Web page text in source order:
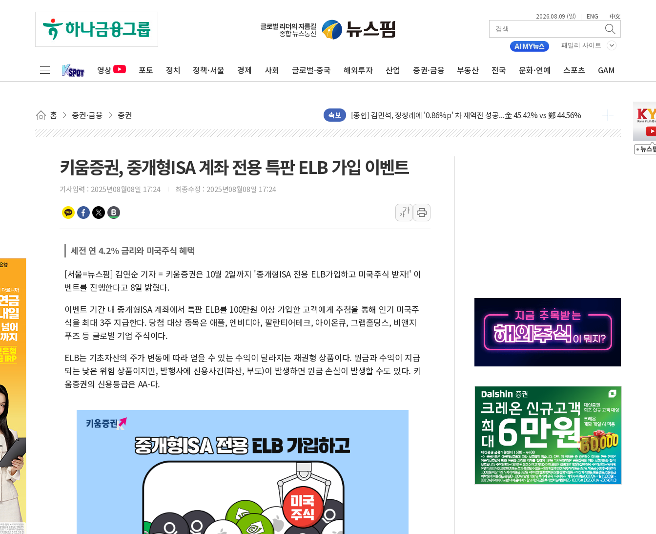
2026.08.09 (일) | ENG | 中文
패밀리 사이트
영상 포토 정치 정책·서울 경제 사회 글로벌·중국 해외투자 산업 증권·금융 부동산 전국 문화·연예 스포츠 GAM
홈 증권·금융 증권 속보
포항시 재난예산 40억 긴급 투입…고수온 양식장 복구·지원 '총력'
[종합] 김민석, 정청래에 '0.86%p' 차 재역전 성공...金 45.42% vs 鄭 44.56%
인천 합동연설회 나선 송영길·정청래·김민석 당대표 후보
인사하는 김민석 당대표 후보
[속보] 민주, 제주·인천 경선 결과 발표...김민석 47.75% 정청래 42.08%
[속보] 민주, 제주 경선 결과 발표...김민석 52.64% 정청래 39.89% 송영길 7.47%
이번주 국내 주요 금융일정(8.10~8.14)
美, 이란전 출구전략 만지작…공습 한계·탄약 부족 현실화
서울 중랑구 주택가서 흉기 난동…60대 남성 2명 숨져
여수 오동도 인근 해상서 모터보트 전복…1명 사망·1명 실종
추미애, '위안부' 피해자 기림의 날 참석..."국제적 시민 연대로 목소리 내야"
인천 선재도 갯벌서 해루질 중 실종 60대 나흘만에 숨진 채 발견
인천서 말다툼 중 어머니 흉기 살해 10대 아들 체포
'화합' 꺼낸 김민석에 '뻔뻔' 받아친 정청래…제주 연설서 신경전 고조
키움증권, 중개형ISA 계좌 전용 특판 ELB 가입 이벤트
기사입력 : 2025년08월08일 17:24 최종수정 : 2025년08월08일 17:24
가
가
세전 연 4.2% 금리와 미국주식 혜택
[서울=뉴스핌] 김연순 기자 = 키움증권은 10월 2일까지 '중개형ISA 전용 ELB가입하고 미국주식 받자!' 이
벤트를 진행한다고 8일 밝혔다.
이벤트 기간 내 중개형ISA 계좌에서 특판 ELB를 100만원 이상 가입한 고객에게 추첨을 통해 인기 미국주
식을 최대 3주 지급한다. 당첨 대상 종목은 애플, 엔비디아, 팔란티어테크, 아이온큐, 그랩홀딩스, 비앤지
푸즈 등 글로벌 기업 주식이다.
ELB는 기초자산의 주가 변동에 따라 얻을 수 있는 수익이 달라지는 채권형 상품이다. 원금과 수익이 지급
되는 낮은 위험 상품이지만, 발행사에 신용사건(파산, 부도)이 발생하면 원금 손실이 발생할 수도 있다. 키
움증권의 신용등급은 AA-다.